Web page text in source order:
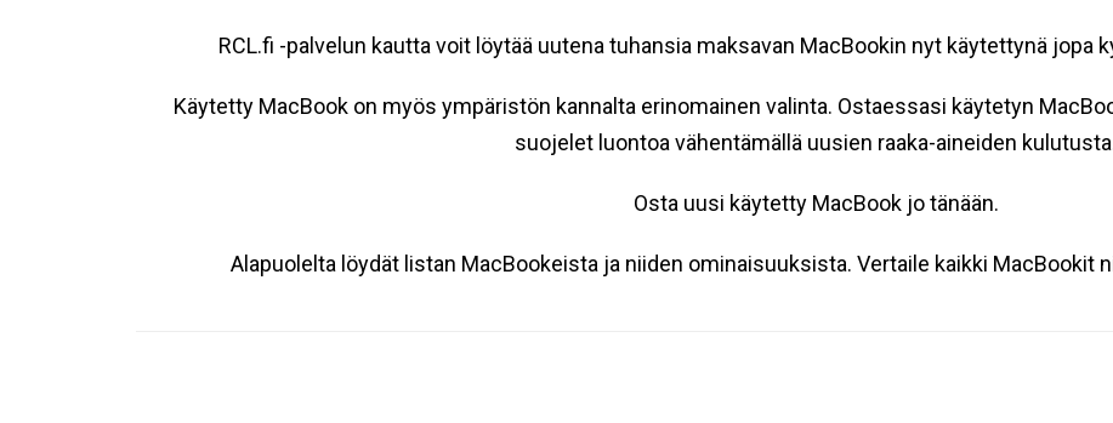
RCL.fi -palvelun kautta voit löytää uutena tuhansia maksavan MacBookin nyt käytettynä jopa
Käytetty MacBook on myös ympäristön kannalta erinomainen valinta. Ostaessasi käytetyn
suojelet luontoa vähentämällä uusien raaka-aineiden
Osta uusi käytetty MacBook jo tänään.
Alapuolelta löydät listan MacBookeista ja niiden ominaisuuksista. Vertaile kaikki MacBookit